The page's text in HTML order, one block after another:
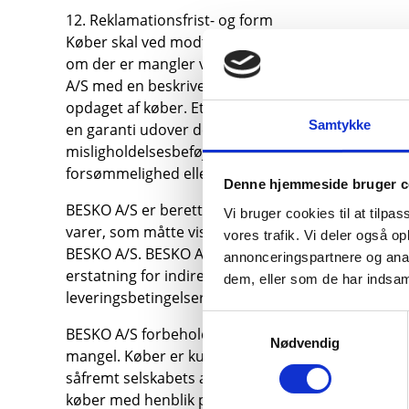
Samtykke
Denne hjemmeside bruger
Vi bruger cookies til at
vores trafik. Vi deler også
annonceringspartnere og
dem, eller som de har
Nødvendig
12. Reklamationsfrist- og form
Køber skal ved modtagelsen, og inden det
om der er mangler ved de leverede produkter.
A/S med en beskrivelse af manglen.
opdaget af køber. Ethvert mangelkrav, uanset
en garanti udover denne periode. Er manglen
misligholdelsesbeføjelse. Køber kan ikke
forsømmelighed eller uagtsomhed ved brugen
BESKO A/S er berettiget til indenfor en periode
varer, som måtte vise sig mangelfulde på grund
BESKO A/S. BESKO A/S yder dog ikke
erstatning for indirekte tab lidt som følge af fejl
leveringsbetingelser.
BESKO A/S forbeholder sig ret til at fakturere
mangel. Køber er kun berettiget til at hæve et
såfremt selskabets afhjælpningsforsøg, hvis
køber med henblik på at finde en mindelig